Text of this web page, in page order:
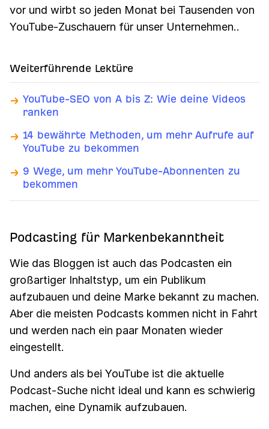
vor und wirbt so jeden Monat bei Tausenden von
YouTube-Zuschauern für unser Unternehmen..
Weiterführende Lektüre
YouTube-SEO von A bis Z: Wie deine Videos
ranken
14 bewährte Methoden, um mehr Aufrufe auf
YouTube zu bekommen
9 Wege, um mehr YouTube-Abonnenten zu
bekommen
Podcasting für Markenbekanntheit
Wie das Bloggen ist auch das Podcasten ein
großartiger Inhaltstyp, um ein Publikum
aufzubauen und deine Marke bekannt zu machen.
Aber die meisten Podcasts kommen nicht in Fahrt
und werden nach ein paar Monaten wieder
eingestellt.
Und anders als bei YouTube ist die aktuelle
Podcast-Suche nicht ideal und kann es schwierig
machen, eine Dynamik aufzubauen.